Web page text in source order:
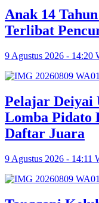
Anak 14
Terlibat
9 Agustus 2026 - 14:20
Pelajar Deiyai
Lomba Pidato
Daftar Juara
9 Agustus 2026 - 14:11